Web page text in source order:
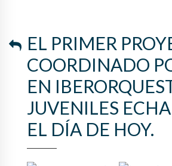
EL PRIMER
COORDINADO
EN
JUVENILES
EL DÍA DE HOY.